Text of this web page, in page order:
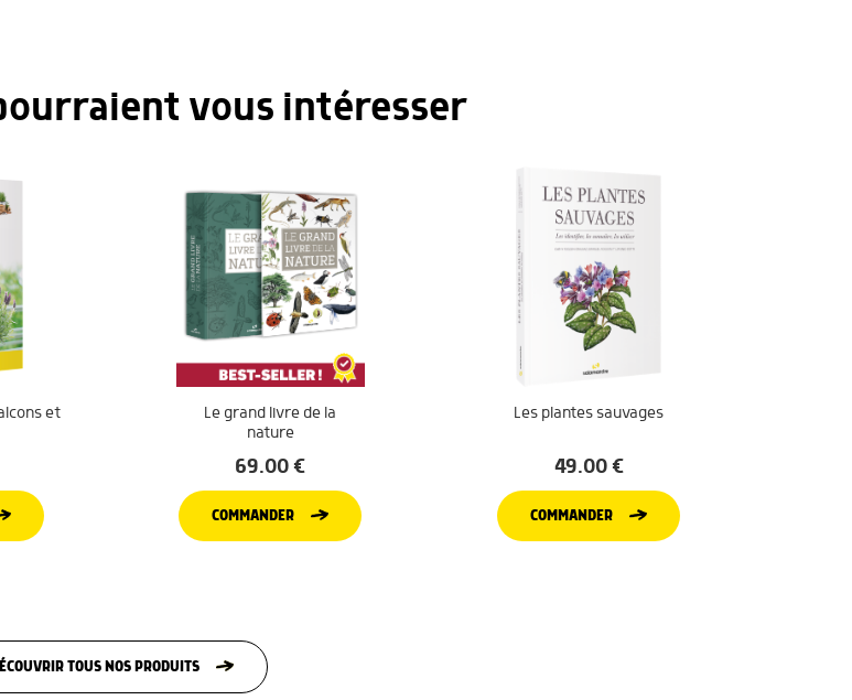
vous intéresser
et
Le grand livre de la
nature
69.00€
COMMANDER
Les plantes sauvages
49.00€
COMMANDER
TOUS NOS PRODUITS